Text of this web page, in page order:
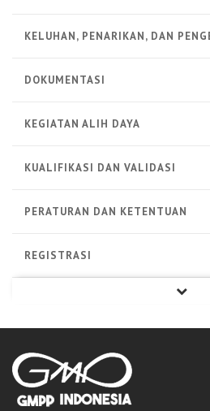
KELUHAN, PENARIKAN, DAN
DOKUMENTASI
KEGIATAN ALIH DAYA
KUALIFIKASI DAN VALIDASI
PERATURAN DAN KETENTUAN
REGISTRASI